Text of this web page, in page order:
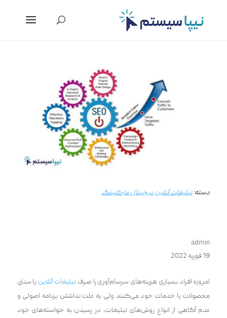
دسته:تبلیغات آنلایندیجیتال مارکتینگ
admin
19 فوریه 2022
امروزه افراد بسیاری هزینه‌های سرسام‌آوری را صرفتبلیغات آنلاین یا سنتی
محصولات یا خدمات خود می‌کنند ولی به علت نداشتن برنامه اصولی و
عدم آگاهی از انواع روش‌های تبلیغات، در رسیدن به خواسته‌های خود